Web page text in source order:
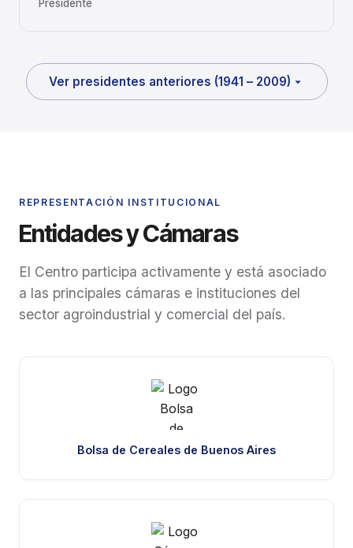
Presidente
Ver presidentes anteriores (1941 – 2009)
REPRESENTACIÓN INSTITUCIONAL
Entidades y Cámaras
El Centro participa activamente y está asociado
a las principales cámaras e instituciones del
sector agroindustrial y comercial del país.
Bolsa de Cereales de Buenos Aires